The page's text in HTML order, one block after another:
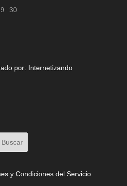
30
por: Internetizando
y Condiciones del Servicio